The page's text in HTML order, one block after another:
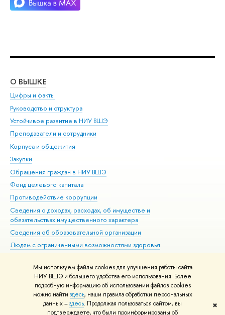
Мы используем файлы cookies для улучшения работы сайта
НИУ ВШЭ и большего удобства его использования. Более
подробную информацию об использовании файлов cookies
можно найти здесь, наши правила обработки персональных
данных –здесь. Продолжая пользоваться сайтом, вы
подтверждаете, что были проинформированы об
✖
О ВЫШКЕ
Цифры и факты
Руководство и структура
Устойчивое развитие в НИУ ВШЭ
Преподаватели и сотрудники
Корпуса и общежития
Закупки
Обращения граждан в НИУ ВШЭ
Фонд целевого капитала
Противодействие коррупции
Сведения о доходах, расходах, об имуществе и
обязательствах имущественного характера
Сведения об образовательной организации
Людям с ограниченными возможностями здоровья
Работа в Вышке